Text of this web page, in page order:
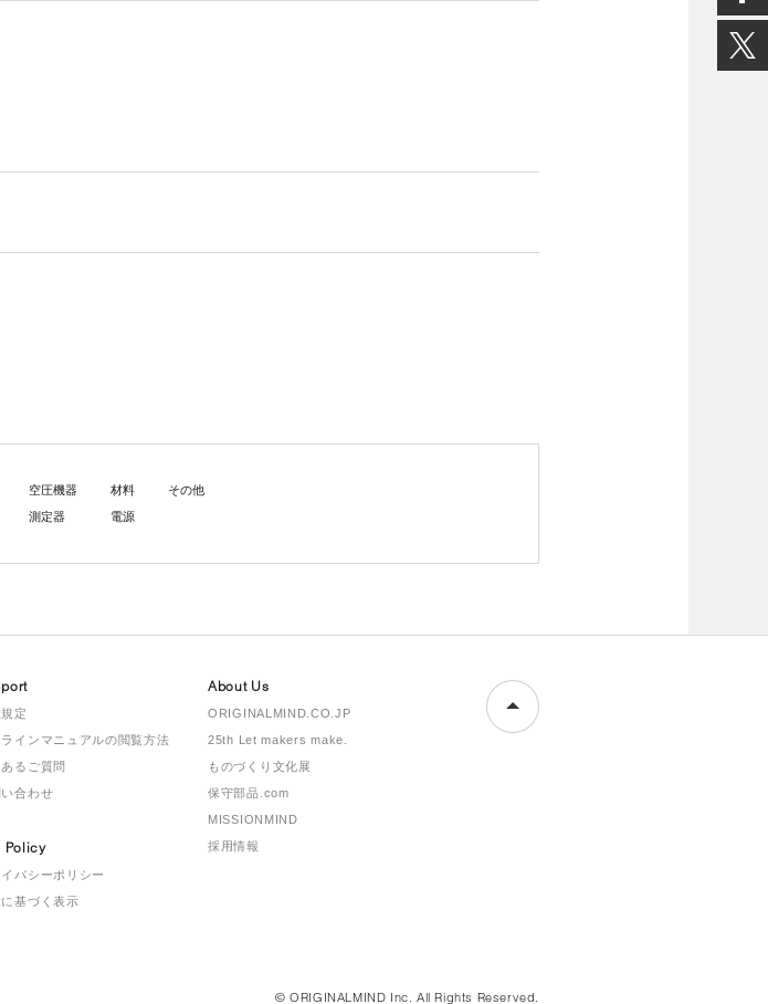
空圧機器
測定器
材料
電源
その他
定
ラインマニュアルの閲覧方法
あるご質問
い合わせ
Policy
バシーポリシー
基づく表示
About Us
ORIGINALMIND.CO.JP
25th Let makers make.
ものづくり文化展
保守部品.com
MISSIONMIND
採用情報
© ORIGINALMIND Inc. All Rights Reserved.